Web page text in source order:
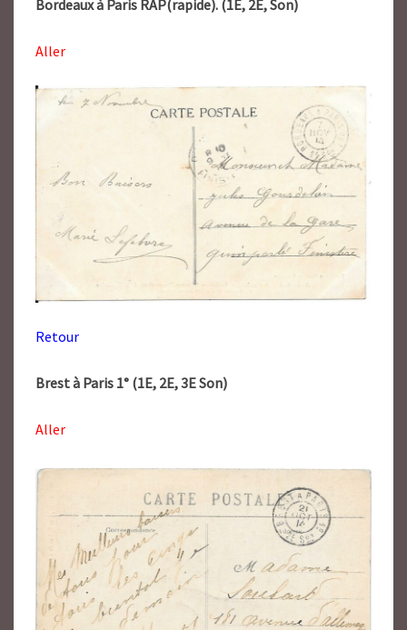
Bordeaux à Paris RAP(rapide). (1E, 2E, Son)
Aller
Retour
Brest à Paris 1° (1E, 2E, 3E Son)
Aller